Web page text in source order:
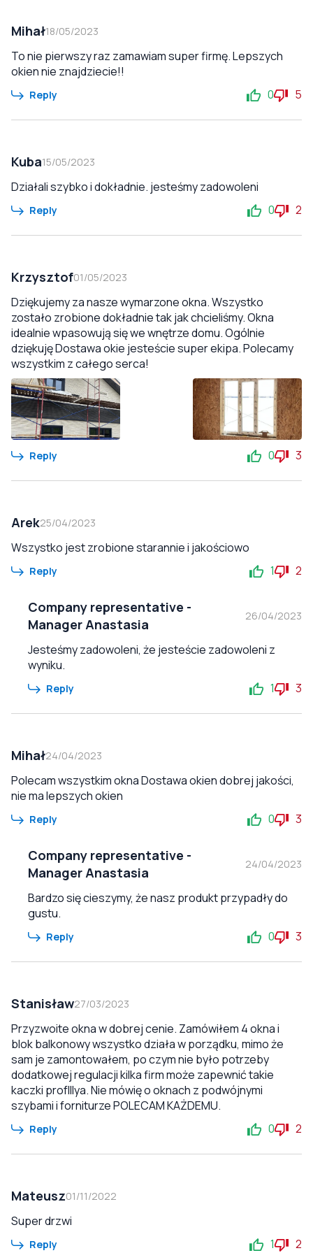
Mihał18/05/2023
To nie pierwszy raz zamawiam super firmę. Lepszych
okien nie znajdziecie!!
Reply 0 5
Kuba15/05/2023
Działali szybko i dokładnie. jesteśmy zadowoleni
Reply 0 2
Krzysztof01/05/2023
Dziękujemy za nasze wymarzone okna. Wszystko
zostało zrobione dokładnie tak jak chcieliśmy. Okna
idealnie wpasowują się we wnętrze domu. Ogólnie
dziękuję Dostawa okie jesteście super ekipa. Polecamy
wszystkim z całego serca!
Reply 0 3
Arek25/04/2023
Wszystko jest zrobione starannie i jakościowo
Reply 1 2
Company representative -
Manager Anastasia
26/04/2023
Jesteśmy zadowoleni, że jesteście zadowoleni z
wyniku.
Reply 1 3
Mihał24/04/2023
Polecam wszystkim okna Dostawa okien dobrej jakości,
nie ma lepszych okien
Reply 0 3
Company representative -
Manager Anastasia
24/04/2023
Bardzo się cieszymy, że nasz produkt przypadły do
gustu.
Reply 0 3
Stanisław27/03/2023
Przyzwoite okna w dobrej cenie. Zamówiłem 4 okna i
blok balkonowy wszystko działa w porządku, mimo że
sam je zamontowałem, po czym nie było potrzeby
dodatkowej regulacji kilka firm może zapewnić takie
kaczki profIllya. Nie mówię o oknach z podwójnymi
szybami i forniturze POLECAM KAŻDEMU.
Reply 0 2
Mateusz01/11/2022
Super drzwi
Reply 1 2